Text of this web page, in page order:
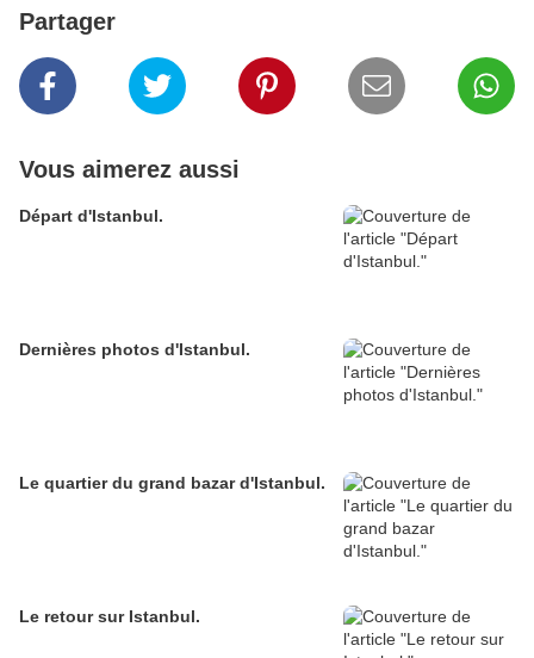
Partager
Vous aimerez aussi
Départ d'Istanbul.
Dernières photos d'Istanbul.
Le quartier du grand bazar d'Istanbul.
Le retour sur Istanbul.